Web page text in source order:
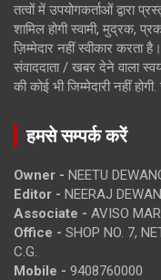
तत्वों में उपयोगकर्ताओं द्वारा
शामिल होगी स्वामी, मुद्रक,
ज़िम्मेदार नहीं स्वीकार करता
संवाददाता / खबर देने वाला
की कोई भी जिम्मेदारी नहीं
हमसे सम्पर्क करें
Owner - NEETU
Editor - NEERAJ
Associate - AVISO
Office - SHOP NO. 7,
C.G.
Mobile - 9408760000